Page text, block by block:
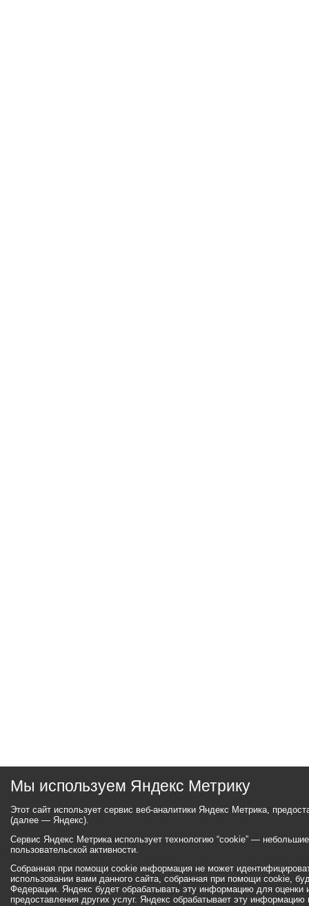
Мы используем Яндекс Метрику
Этот сайт использует сервис веб-аналитики Яндекс Метрика,
(далее — Яндекс).
Сервис Яндекс Метрика использует технологию “cookie” —
пользовательской активности.
Собранная при помощи cookie информация не может
использовании вами данного сайта, собранная при помощи cookie,
Федерации. Яндекс будет обрабатывать эту информацию для оценки
предоставления других услуг. Яндекс обрабатывает эту